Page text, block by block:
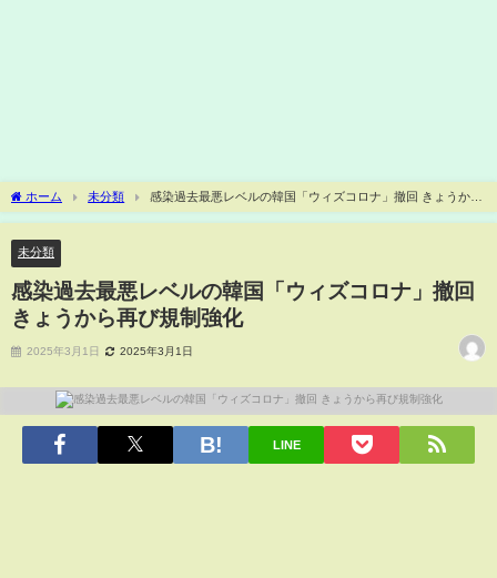
ホーム 未分類
感染過去最悪レベルの韓国「ウィズコロナ」撤回 きょうから
再び規制強化
未分類
感染過去最悪レベルの韓国「ウィズコロナ」撤回
きょうから再び規制強化
2025年3月1日 2025年3月1日
LINE